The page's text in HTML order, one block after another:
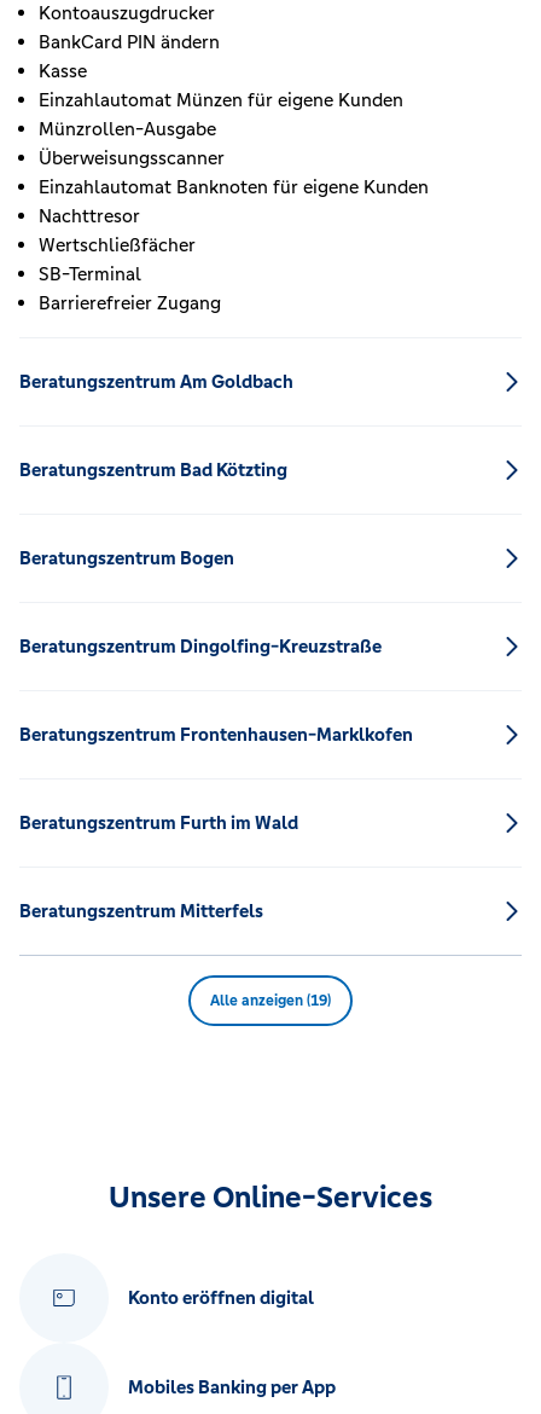
Kontoauszugdrucker
BankCard PIN ändern
Kasse
Einzahlautomat Münzen für eigene Kunden
Münzrollen-Ausgabe
Überweisungsscanner
Einzahlautomat Banknoten für eigene Kunden
Nachttresor
Wertschließfächer
SB-Terminal
Barrierefreier Zugang
Beratungszentrum Am Goldbach
Beratungszentrum Bad Kötzting
Beratungszentrum Bogen
Beratungszentrum Dingolfing-Kreuzstraße
Beratungszentrum Frontenhausen-Marklkofen
Beratungszentrum Furth im Wald
Beratungszentrum Mitterfels
Alle anzeigen (19)
Unsere Online-Services
Konto eröffnen digital
Mobiles Banking per App